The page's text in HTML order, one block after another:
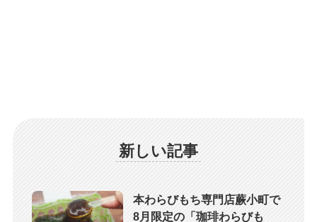
新しい記事
本わらびもち専門店蕨小町で
8月限定の「珈琲わらびも